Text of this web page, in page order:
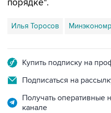
порядке".
Илья Торосов
Купить подписку на
Подписаться на
Получать оперативные
канале